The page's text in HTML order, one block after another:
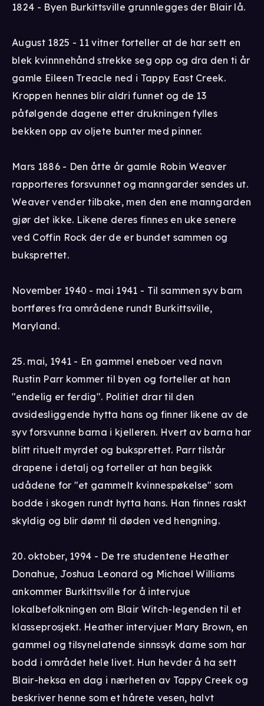
1824 - Byen Burkittsville grunnlegges der Blair lå.
August 1825 - 11 vitner forteller at de har sett en
blek kvinnnehånd strekke seg opp og dra den ti år
gamle Eileen Treacle ned i Tappy East Creek.
Kroppen hennes blir aldri funnet og de 13
påfølgende dagene etter drukningen fylles
bekken opp av oljete bunter med pinner.
Mars 1886 - Den åtte år gamle Robin Weaver
rapporteres forsvunnet og manngarder sendes ut.
Weaver vender tilbake, men den ene manngarden
gjør det ikke. Likene deres finnes en uke senere
ved Coffin Rock der de er bundet sammen og
buksprettet.
November 1940 - mai 1941 - Til sammen syv barn
bortføres fra områdene rundt Burkittsville,
Maryland.
25. mai, 1941 - En gammel eneboer ved navn
Rustin Parr kommer til byen og forteller at han
"endelig er ferdig". Politiet drar til den
avsidesliggende hytta hans og finner likene av de
syv forsvunne barna i kjelleren. Hvert av barna har
blitt rituelt myrdet og buksprettet. Parr tilstår
drapene i detalj og forteller at han begikk
udådene for "et gammelt kvinnespøkelse" som
bodde i skogen rundt hytta hans. Han finnes raskt
skyldig og blir dømt til døden ved hengning.
20. oktober, 1994 - De tre studentene Heather
Donahue, Joshua Leonard og Michael Williams
ankommer Burkittsville for å intervjue
lokalbefolkningen om Blair Witch-legenden til et
klasseprosjekt. Heather intervjuer Mary Brown, en
gammel og tilsynelatende sinnssyk dame som har
bodd i området hele livet. Hun hevder å ha sett
Blair-heksa en dag i nærheten av Tappy Creek og
beskriver henne som et hårete vesen, halvt